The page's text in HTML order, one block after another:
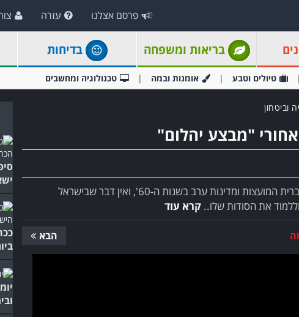
פרסם אצלנו עזרה
בריאות ומשפחה בדיחות
טיולים וטבע אומנות ובמה טכנולוגיה ומחשבים
וביטחון
"מבצע יהלום"
המיג-21 היה היהלום בכתר של מטוסי הקרב של ברית המועצות ומדינות ערב בשנות ה-60', ואין דבר שבישראל
את הסודות שלו.. קרא עוד
הבא